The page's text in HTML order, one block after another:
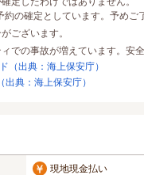
の確定としています。予めご
ございます。
での事故が増えています。安
（出典：海上保安庁）
典：海上保安庁）
現地現金払い